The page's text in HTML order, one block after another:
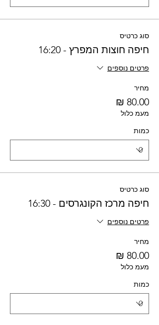
סוג כרטיס
חיפה חוצות המפרץ - 16:20
פרטים נוספים
מחיר
מעמ כלול
כמות
סוג כרטיס
חיפה מרכז הקונגרסים - 16:30
פרטים נוספים
מחיר
מעמ כלול
כמות